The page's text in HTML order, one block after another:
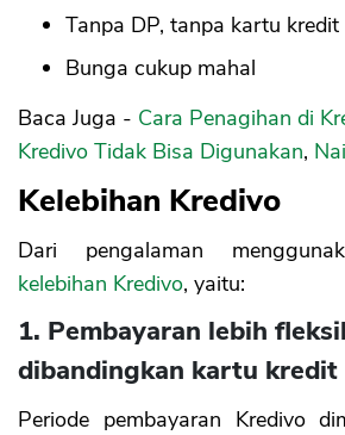
Tanpa DP, tanpa kartu kredit
Bunga cukup mahal
Baca Juga - Cara Penagihan di
Kredivo Tidak Bisa Digunakan,
Kelebihan Kredivo
Dari pengalaman
kelebihan Kredivo, yaitu:
1. Pembayaran lebih
dibandingkan kartu kredit
Periode pembayaran Kredivo